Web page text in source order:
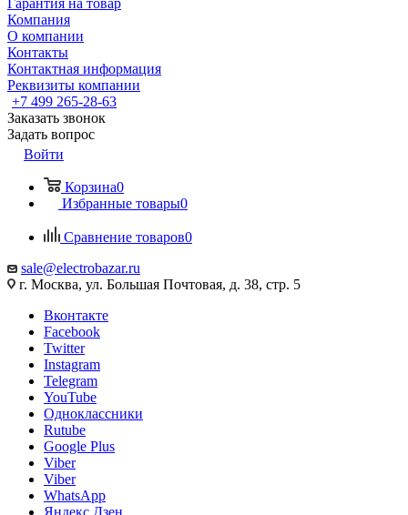
Гарантия на товар
Компания
О компании
Контакты
Контактная информация
Реквизиты компании
+7 499 265-28-63
Заказать звонок
Задать вопрос
Войти
Корзина0
Избранные товары0
Сравнение товаров0
sale@electrobazar.ru
г. Москва, ул. Большая Почтовая, д. 38, стр. 5
Вконтакте
Facebook
Twitter
Instagram
Telegram
YouTube
Одноклассники
Rutube
Google Plus
Viber
Viber
WhatsApp
Яндекс.Дзен